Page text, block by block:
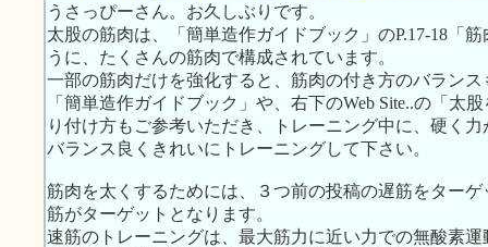
うさっぴーさん。お久しぶりです。
太股の筋肉は、「簡単造作ガイドブック」のP.17-18「
うに、たくさんの筋肉で構成されています。
一部の筋肉だけを強化すると、筋肉の付き方のバラン
「簡単造作ガイドブック」や、右下のWeb Site..の「太
り付け方もご参考いただき、トレーニング中に、硬く
バランス良くきれいにトレーニングして下さい。
筋肉を太くするためには、３つ前の投稿の遅筋をター
筋がターゲットとなります。
速筋のトレーニングは、最大筋力に近い力での無酸素